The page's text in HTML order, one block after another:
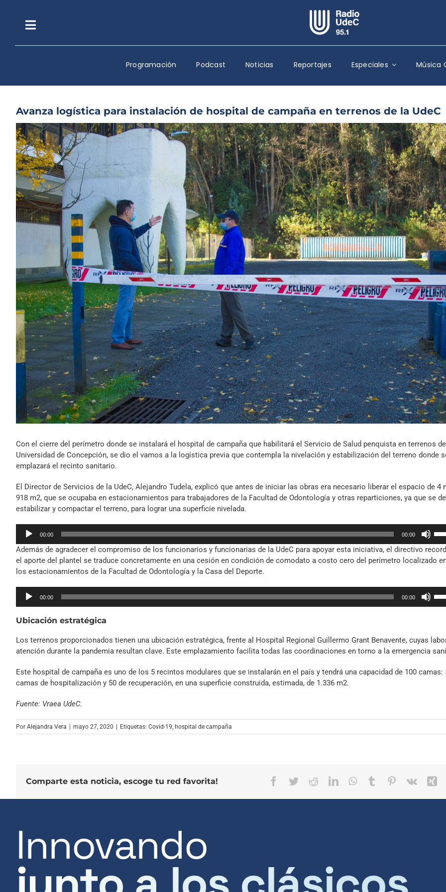
contenidoToggle
Navigation
Escuchar Radio UdeC en vivo
Quiénes Somos
Programación
Podcast
Noticias
Reportajes
Columnas
Música Clásica
Especiales
Archivo Sonoro
Programación Podcast Noticias Reportajes Especiales Música
Avanza logística para instalación de hospital de campaña en terrenos de la UdeC
Ver
imagen
más
grande
Con el cierre del perímetro donde se instalará el hospital de campaña que habilitará el Servicio de Salud penquista en terrenos
Universidad de Concepción, se dio el vamos a la logística previa que contempla la nivelación y estabilización del terreno donde
emplazará el recinto sanitario.
El Director de Servicios de la UdeC, Alejandro Tudela, explicó que antes de iniciar las obras era necesario liberar el espacio de 4
918 m2, que se ocupaba en estacionamientos para trabajadores de la Facultad de Odontología y otras reparticiones, ya que se
estabilizar y compactar el terreno, para lograr una superficie nivelada.
Reproductor
audio
00:00 00:00
de
el
Además de agradecer el compromiso de los funcionarios y funcionarias de la UdeC para apoyar esta iniciativa, el directivo
el aporte del plantel se traduce concretamente en una cesión en condición de comodato a costo cero del perímetro localizado
los estacionamientos de la Facultad de Odontología y la Casa del Deporte.
Reproductor
00:00 00:00
Ubicación estratégica
Los terrenos proporcionados tienen una ubicación estratégica, frente al Hospital Regional Guillermo Grant Benavente, cuyas
atención durante la pandemia resultan clave. Este emplazamiento facilita todas las coordinaciones en torno a la emergencia
Este hospital de campaña es uno de los 5 recintos modulares que se instalarán en el país y tendrá una capacidad de 100 camas:
camas de hospitalización y 50 de recuperación, en una superficie construida, estimada, de 1.336 m2.
Fuente: Vraea UdeC.
Por Alejandra Vera mayo 27, 2020 Etiquetas: Covid-19, hospital de campaña
Comparte esta noticia, escoge tu red favorita! Facebook
TwitterRedditLinkedInWhatsApp
TumblrPinterest
Vk
Innovando